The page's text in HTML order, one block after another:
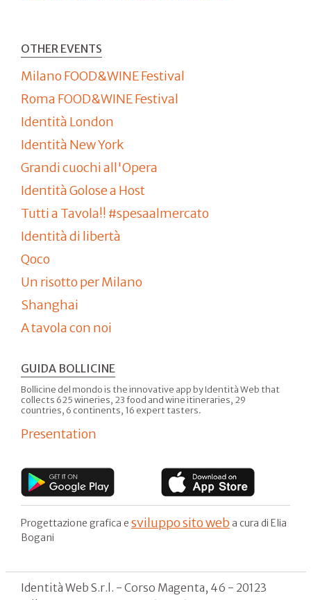
OTHER EVENTS
Milano FOOD&WINE Festival
Roma FOOD&WINE Festival
Identità London
Identità New York
Grandi cuochi all'Opera
Identità Golose a Host
Tutti a Tavola!! #spesaalmercato
Identità di libertà
Qoco
Un risotto per Milano
Shanghai
A tavola con noi
GUIDA BOLLICINE
Bollicine del mondo is the innovative app by Identità Web that
collects 625 wineries, 23 food and wine itineraries, 29
countries, 6 continents, 16 expert tasters.
Presentation
Progettazione grafica e sviluppo sito web a cura di Elia
Bogani
Identità Web S.r.l. - Corso Magenta, 46 - 20123